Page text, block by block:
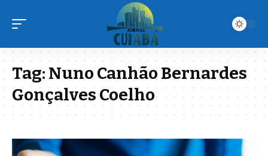
Tag:Nuno Canhão Bernardes
Gonçalves Coelho